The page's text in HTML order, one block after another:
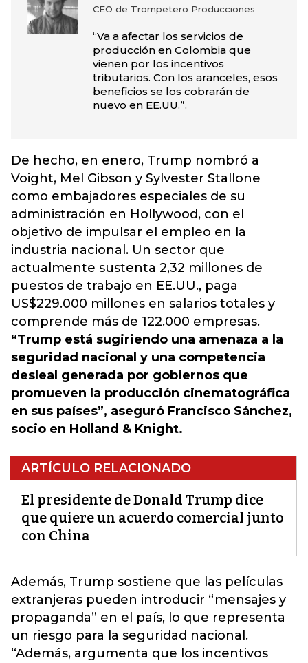
CEO de Trompetero Producciones
“Va a afectar los servicios de
producción en Colombia que
vienen por los incentivos
tributarios. Con los aranceles, esos
beneficios se los cobrarán de
nuevo en EE.UU.”.
De hecho, en enero, Trump nombró a
Voight, Mel Gibson y Sylvester Stallone
como embajadores especiales de su
administración en Hollywood, con el
objetivo de impulsar el empleo en la
industria nacional. Un sector que
actualmente sustenta 2,32 millones de
puestos de trabajo en EE.UU., paga
US$229.000 millones en salarios totales y
comprende más de 122.000 empresas.
“Trump está sugiriendo una amenaza a la
seguridad nacional y una competencia
desleal generada por gobiernos que
promueven la producción cinematográfica
en sus países”, aseguró Francisco Sánchez,
socio en Holland & Knight.
ARTÍCULO RELACIONADO
El presidente de Donald Trump dice
que quiere un acuerdo comercial junto
con China
Además, Trump sostiene que las películas
extranjeras pueden introducir “mensajes y
propaganda” en el país, lo que representa
un riesgo para la seguridad nacional .
“Además, argumenta que los incentivos